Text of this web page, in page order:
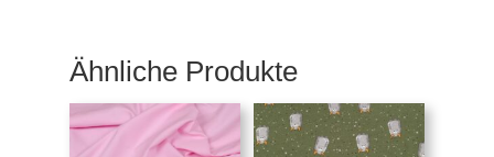
Ähnliche Produkte